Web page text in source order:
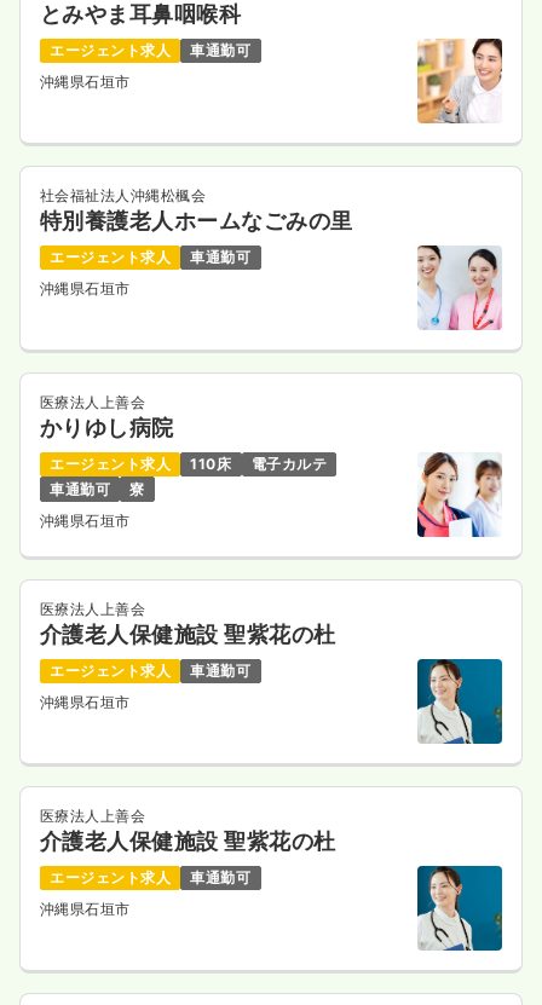
とみやま耳鼻咽喉科
エージェント求人
車通勤可
沖縄県石垣市
社会福祉法人沖縄松楓会
特別養護老人ホームなごみの里
エージェント求人
車通勤可
沖縄県石垣市
医療法人上善会
かりゆし病院
エージェント求人 110床
電子カルテ
車通勤可
寮
沖縄県石垣市
医療法人上善会
介護老人保健施設 聖紫花の杜
エージェント求人
車通勤可
沖縄県石垣市
医療法人上善会
介護老人保健施設 聖紫花の杜
エージェント求人
車通勤可
沖縄県石垣市